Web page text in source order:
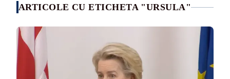
ARTICOLE CU ETICHETA "URSULA"